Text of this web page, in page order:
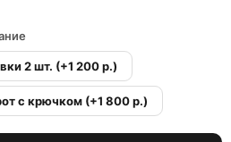
2 шт. (+1 200 р.)
с крючком (+1 800 р.)